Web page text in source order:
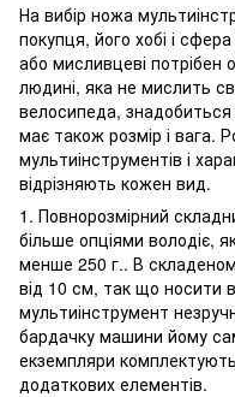
На вибір ножа
покупця, його хобі і
або мисливцеві потрібен
людині, яка не мислить
велосипеда,
має також розмір і вага.
мультиінструментів і
відрізняють кожен вид.
1. Повнорозмірний
більше опціями володіє,
менше 250 г.. В
від 10 см, так що носити
мультиінструмент
бардачку машини йому
екземпляри
додаткових елементів.